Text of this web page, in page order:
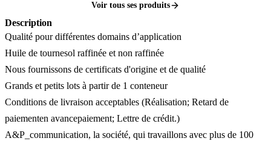
Voir tous ses produits
Description
Qualité pour différentes domains d’application
Huile de tournesol raffinée et non raffinée
Nous fournissons de certificats d'origine et de qualité
Grands et petits lots à partir de 1 conteneur
Conditions de livraison acceptables (Réalisation; Retard de
paiementen avancepaiement; Lettre de crédit.)
A&P_communication, la société, qui travaillons avec plus de 100